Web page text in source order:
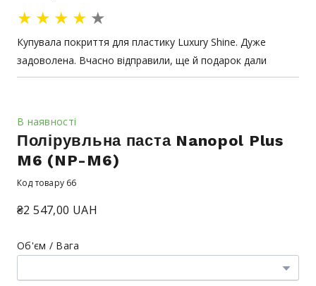
★ ★ ★ ★ ★
Купувала покриття для пластику Luxury Shine. Дуже
задоволена. Вчасно відправили, ще й подарок дали
В наявності
Полірувльна паста Nanopol Plus
M6 (NP-M6)
Код товару 66
₴2 547,00 UAH
Об'єм / Вага